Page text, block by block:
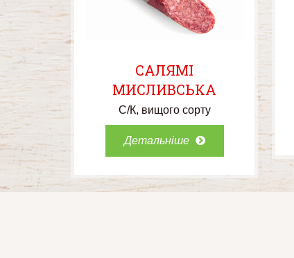
САЛЯМІ
МИСЛИВСЬКА
С/К вищого сорту
Детальніше